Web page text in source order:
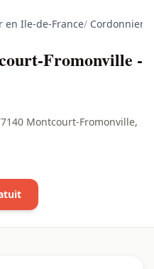
en Ile-de-France/ Cordonnier
Fromonville -
Montcourt-Fromonville,